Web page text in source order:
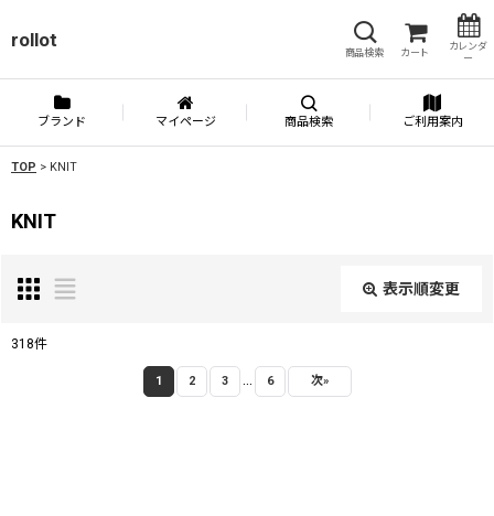
rollot
商品検索 カート
カレンダ
ー
ブランド マイページ 商品検索 ご利用案内
TOP > KNIT
KNIT
表示順変更
318件
1 2 3 6 次»